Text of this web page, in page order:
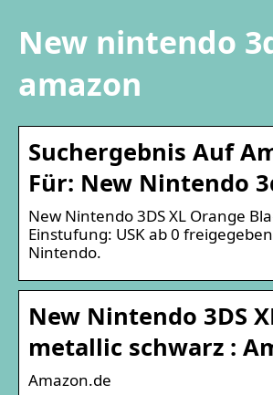
New nintendo
amazon
Suchergebnis Auf
Für: New Nintendo
New Nintendo 3DS XL Orange
Einstufung: USK ab 0
Nintendo.
New Nintendo 3DS
metallic schwarz :
Amazon.de